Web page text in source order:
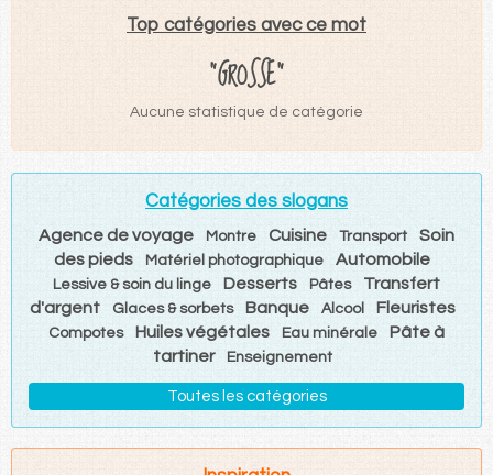
Top catégories avec ce mot
"GROSSE"
Aucune statistique de catégorie
Catégories des slogans
Agence de voyage Montre Cuisine Transport
Soin
des pieds
Matériel photographique Automobile
Lessive & soin du linge Desserts Pâtes
Transfert
d'argent
Glaces & sorbets Banque Alcool Fleuristes
Compotes Huiles végétales Eau minérale
Pâte à
tartiner
Enseignement
Toutes les catégories